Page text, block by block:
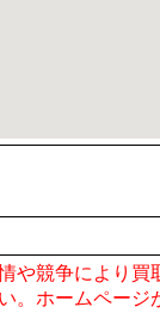
や競争により買
。ホームページ